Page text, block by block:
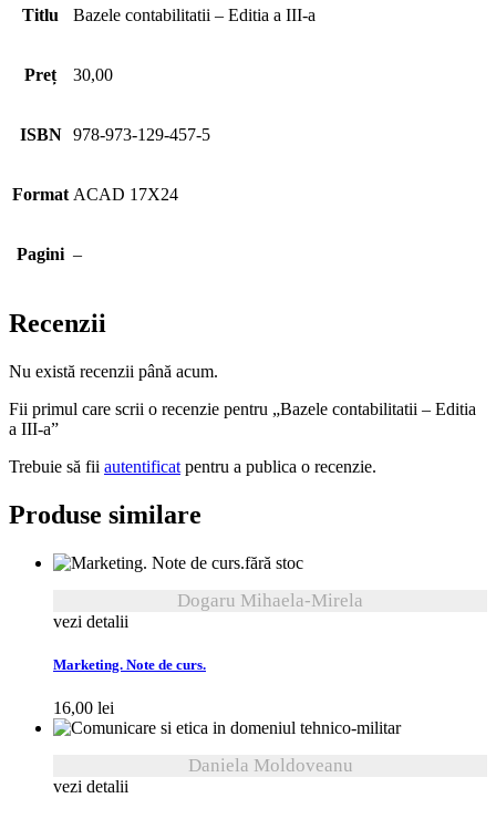
Titlu Bazele contabilitatii – Editia a III-a
Preț 30,00
ISBN 978-973-129-457-5
Format ACAD 17X24
Pagini –
Recenzii
Nu există recenzii până acum.
Fii primul care scrii o recenzie pentru „Bazele contabilitatii – Editia
a III-a”
Trebuie să fii autentificat pentru a publica o recenzie.
Produse similare
fără stoc
Dogaru Mihaela-Mirela
vezi detalii
Marketing. Note de curs.
16,00 lei
Daniela Moldoveanu
vezi detalii